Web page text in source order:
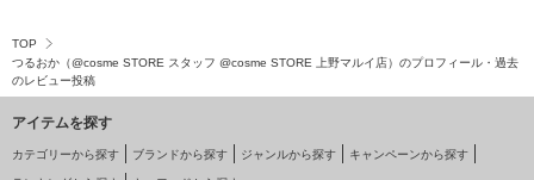
TOP
つるおか（@cosme STORE スタッフ @cosme STORE 上野マルイ店）のプロフィール・過去
のレビュー投稿
アイテムを探す
カテゴリーから探す ブランドから探す ジャンルから探す キャンペーンから探す